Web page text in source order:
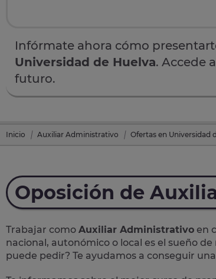
Infórmate ahora cómo
Universidad de Huelva. Accede
futuro.
Inicio Auxiliar Administrativo Ofertas en Universidad
Oposición de
Trabajar como Auxiliar Administrativo en
nacional, autonómico o local es el sueño
puede pedir? Te ayudamos a conseguir